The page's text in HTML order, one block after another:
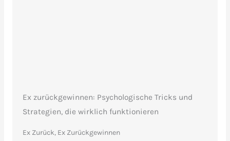
Ex zurückgewinnen: Psychologische Tricks und
Strategien, die wirklich funktionieren
Ex Zurück, Ex Zurückgewinnen